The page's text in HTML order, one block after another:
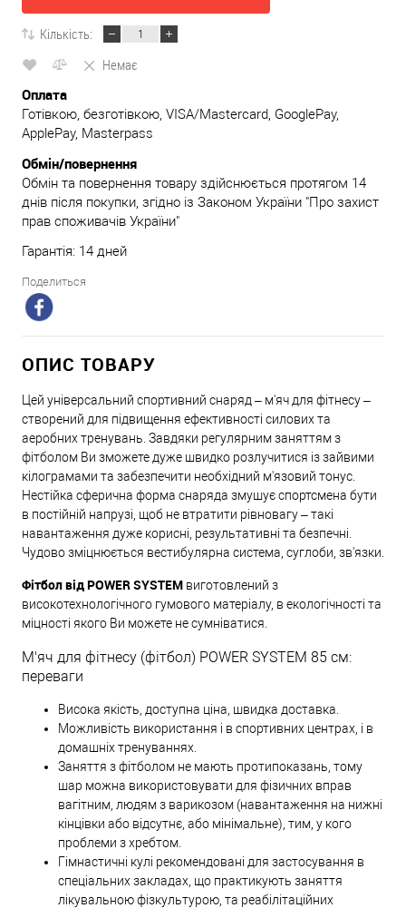
Кількість:
Немає
Оплата
Готівкою, безготівкою, VISA/Mastercard, GooglePay,
ApplePay, Masterpass
Обмін/повернення
Обмін та повернення товару здійснюється протягом 14
днів після покупки, згідно із Законом України "Про захист
прав споживачів України"
Гарантія: 14 дней
Поделиться
ОПИС ТОВАРУ
Цей універсальний спортивний снаряд – м'яч для фітнесу ‒
створений для підвищення ефективності силових та
аеробних тренувань. Завдяки регулярним заняттям з
фітболом Ви зможете дуже швидко розлучитися із зайвими
кілограмами та забезпечити необхідний м'язовий тонус.
Нестійка сферична форма снаряда змушує спортсмена бути
в постійній напрузі, щоб не втратити рівновагу – такі
навантаження дуже корисні, результативні та безпечні.
Чудово зміцнюється вестибулярна система, суглоби, зв'язки.
Фітбол від POWER SYSTEM виготовлений з
високотехнологічного гумового матеріалу, в екологічності та
міцності якого Ви можете не сумніватися.
М'яч для фітнесу (фітбол) POWER SYSTEM 85 см:
переваги
Висока якість, доступна ціна, швидка доставка.
Можливість використання і в спортивних центрах, і в
домашніх тренуваннях.
Заняття з фітболом не мають протипоказань, тому
шар можна використовувати для фізичних вправ
вагітним, людям з варикозом (навантаження на нижні
кінцівки або відсутнє, або мінімальне), тим, у кого
проблеми з хребтом.
Гімнастичні кулі рекомендовані для застосування в
спеціальних закладах, що практикують заняття
лікувальною фізкультурою, та реабілітаційних